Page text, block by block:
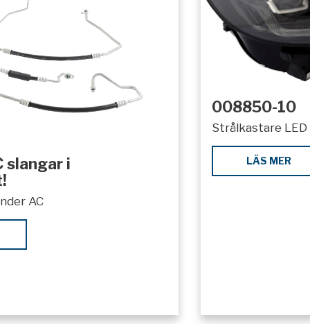
slangar i
AC
008850-10
Strålkastare LED
LÄS MER